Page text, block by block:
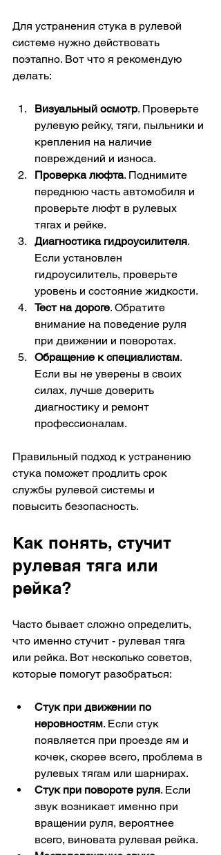
Для устранения стука в рулевой
системе нужно действовать
поэтапно. Вот что я рекомендую
делать:
Визуальный осмотр. Проверьте
рулевую рейку, тяги, пыльники и
крепления на наличие
повреждений и износа.
Проверка люфта. Поднимите
переднюю часть автомобиля и
проверьте люфт в рулевых
тягах и рейке.
Диагностика гидроусилителя.
Если установлен
гидроусилитель, проверьте
уровень и состояние жидкости.
Тест на дороге. Обратите
внимание на поведение руля
при движении и поворотах.
Обращение к специалистам.
Если вы не уверены в своих
силах, лучше доверить
диагностику и ремонт
профессионалам.
Правильный подход к устранению
стука поможет продлить срок
службы рулевой системы и
повысить безопасность.
Как понять, стучит
рулевая тяга или
рейка?
Часто бывает сложно определить,
что именно стучит - рулевая тяга
или рейка. Вот несколько советов,
которые помогут разобраться:
Стук при движении по
неровностям. Если стук
появляется при проезде ям и
кочек, скорее всего, проблема в
рулевых тягам или шарнирах.
Стук при повороте руля. Если
звук возникает именно при
вращении руля, вероятнее
всего, виновата рулевая рейка.